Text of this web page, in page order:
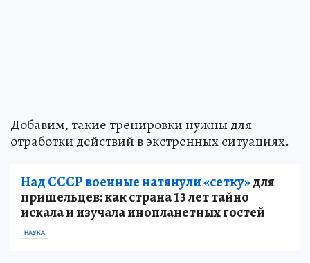
Добавим, такие тренировки нужны для
отработки действий в экстренных ситуациях.
Над СССР военные натянули «сетку»для
пришельцев: как страна 13 лет тайно
искала и изучала инопланетных гостей
НАУКА